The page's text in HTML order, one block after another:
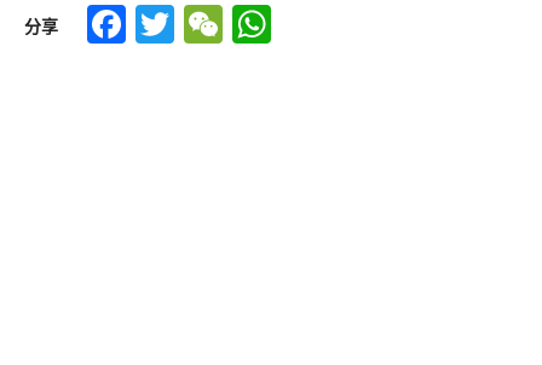
分享 Facebook
TwitterWeChat